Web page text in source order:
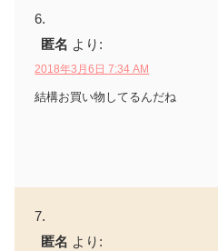
匿名 より:
2018年3月6日 7:34 AM
結構お買い物してるんだね
匿名 より: